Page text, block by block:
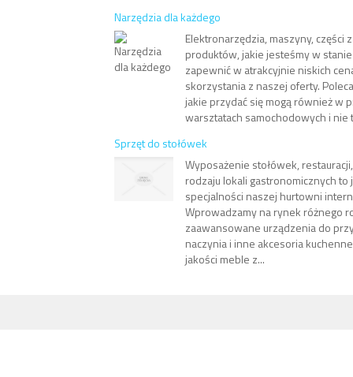
Narzędzia dla każdego
Elektronarzędzia, maszyny, części
produktów, jakie jesteśmy w
zapewnić w atrakcyjnie niskich
skorzystania z naszej oferty.
jakie przydać się mogą również w
warsztatach samochodowych i nie
Sprzęt do stołówek
Wyposażenie stołówek,
rodzaju lokali gastronomicznych to
specjalności naszej hurtowni
Wprowadzamy na rynek różnego
zaawansowane urządzenia do
naczynia i inne akcesoria
jakości meble z...